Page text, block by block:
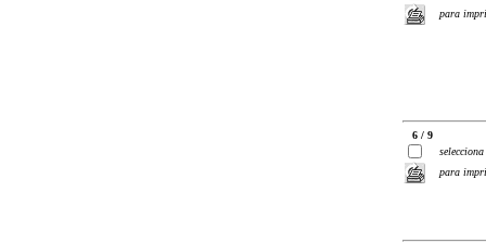
para
6 / 9
selecciona
para